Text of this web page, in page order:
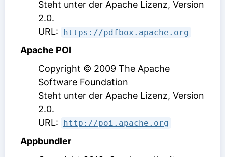
Steht unter der Apache Lizenz, Version
2.0.
URL:
https://pdfbox.apache.org
Apache POI
Copyright © 2009 The Apache
Software Foundation
Steht unter der Apache Lizenz, Version
2.0.
URL:
http://poi.apache.org
Appbundler